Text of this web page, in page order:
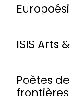
ISIS Arts
Poètes
frontières